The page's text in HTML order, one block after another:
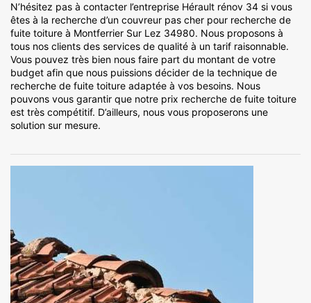
N’hésitez pas à contacter l’entreprise Hérault rénov 34 si vous
êtes à la recherche d’un couvreur pas cher pour recherche de
fuite toiture à Montferrier Sur Lez 34980. Nous proposons à
tous nos clients des services de qualité à un tarif raisonnable.
Vous pouvez très bien nous faire part du montant de votre
budget afin que nous puissions décider de la technique de
recherche de fuite toiture adaptée à vos besoins. Nous
pouvons vous garantir que notre prix recherche de fuite toiture
est très compétitif. D’ailleurs, nous vous proposerons une
solution sur mesure.